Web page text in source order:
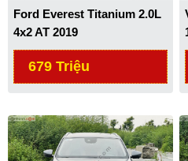
Ford Everest Titanium 2.0L
4x2 AT 2019
679 Triệu